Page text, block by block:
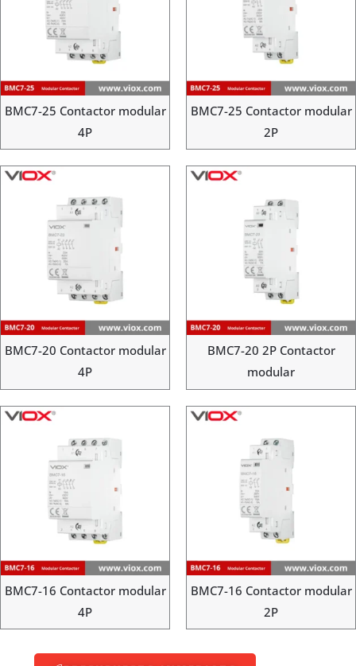
BMC7-25 Contactor modular
4P
BMC7-25 Contactor modular
2P
BMC7-20 Contactor modular
4P
BMC7-20 2P Contactor
modular
BMC7-16 Contactor modular
4P
BMC7-16 Contactor modular
2P